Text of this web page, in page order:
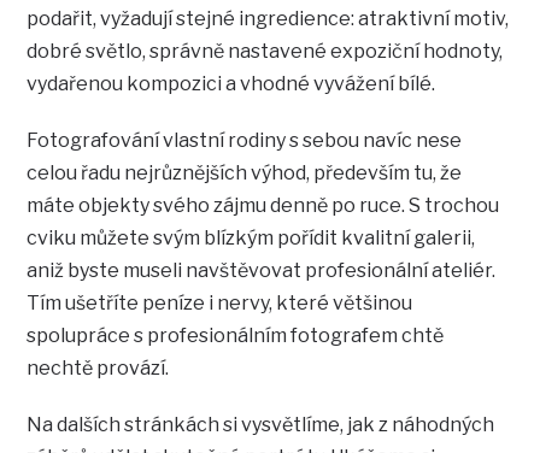
podařit, vyžadují stejné ingredience: atraktivní motiv,
dobré světlo, správně nastavené expoziční hodnoty,
vydařenou kompozici a vhodné vyvážení bílé.
Fotografování vlastní rodiny s sebou navíc nese
celou řadu nejrůznějších výhod, především tu, že
máte objekty svého zájmu denně po ruce. S trochou
cviku můžete svým blízkým pořídit kvalitní galerii,
aniž byste museli navštěvovat profesionální ateliér.
Tím ušetříte peníze i nervy, které většinou
spolupráce s profesionálním fotografem chtě
nechtě provází.
Na dalších stránkách si vysvětlíme, jak z náhodných